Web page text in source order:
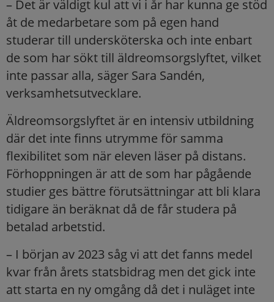
– Det är väldigt kul att vi i år har kunna ge stöd
åt de medarbetare som på egen hand
studerar till undersköterska och inte enbart
de som har sökt till äldreomsorgslyftet, vilket
inte passar alla, säger Sara Sandén,
verksamhetsutvecklare.
Äldreomsorgslyftet är en intensiv utbildning
där det inte finns utrymme för samma
flexibilitet som när eleven läser på distans.
Förhoppningen är att de som har pågående
studier ges bättre förutsättningar att bli klara
tidigare än beräknat då de får studera på
betalad arbetstid.
– I början av 2023 såg vi att det fanns medel
kvar från årets statsbidrag men det gick inte
att starta en ny omgång då det i nuläget inte